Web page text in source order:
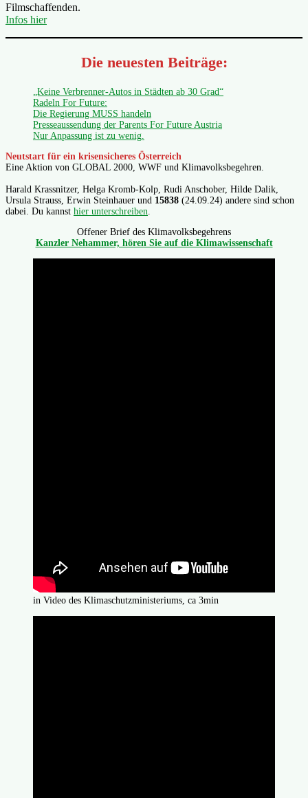
Filmschaffenden.
Infos hier
Die neuesten Beiträge:
„Keine Verbrenner-Autos in Städten ab 30 Grad“
Radeln For Future:
Die Regierung MUSS handeln
Presseaussendung der Parents For Future Austria
Nur Anpassung ist zu wenig.
Neutstart für ein krisensicheres Österreich
Eine Aktion von GLOBAL 2000, WWF und Klimavolksbegehren.
Harald Krassnitzer, Helga Kromb-Kolp, Rudi Anschober, Hilde Dalik,
Ursula Strauss, Erwin Steinhauer und 15838 (24.09.24) andere sind schon
dabei. Du kannst hier unterschreiben
Offener Brief des Klimavolksbegehrens
Kanzler Nehammer, hören Sie auf die Klimawissenschaft
in Video des Klimaschutzministeriums, ca 3min